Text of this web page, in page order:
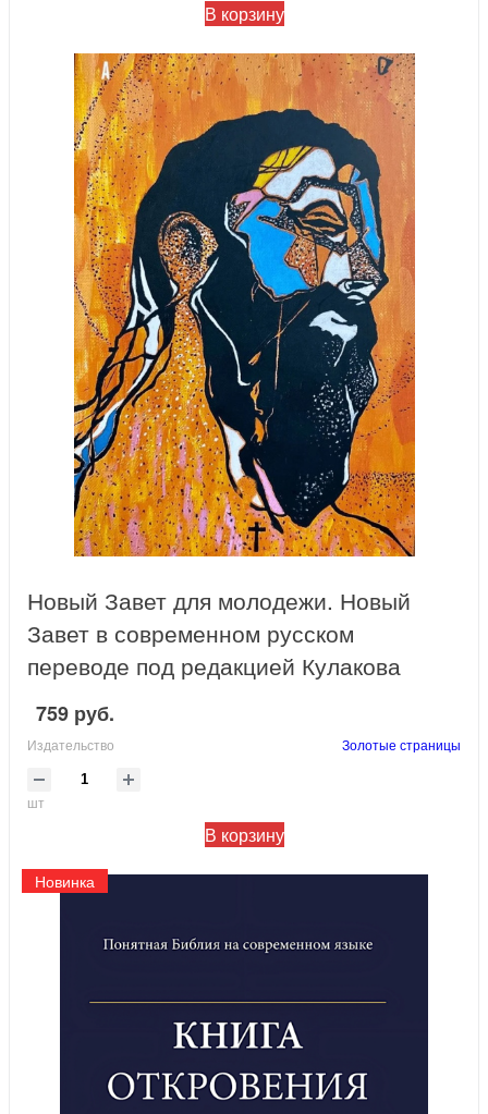
В корзину
Новый Завет для молодежи. Новый
Завет в современном русском
переводе под редакцией Кулакова
759 руб.
Издательство Золотые страницы
шт
В корзину
Новинка